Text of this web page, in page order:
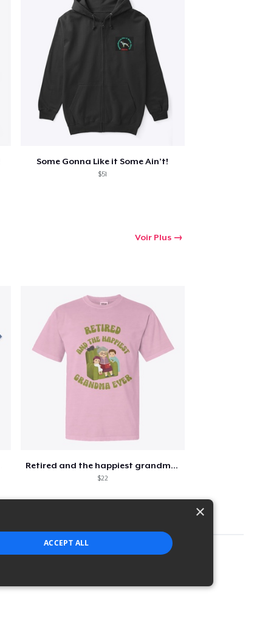
Some Gonna Like it Some Ain’t!
$51
Voir Plus
Retired and the happiest grandma ever
$22
×
ACCEPT ALL